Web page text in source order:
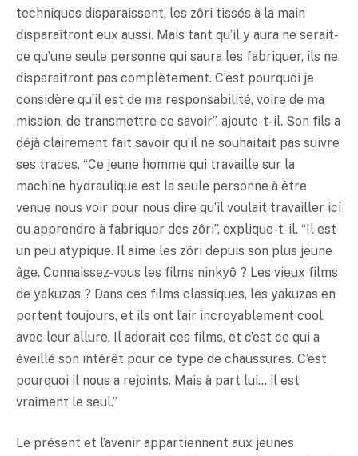
techniques disparaissent, les zôri tissés à la main
disparaîtront eux aussi. Mais tant qu’il y aura ne serait-
ce qu’une seule personne qui saura les fabriquer, ils ne
disparaîtront pas complètement. C’est pourquoi je
considère qu’il est de ma responsabilité, voire de ma
mission, de transmettre ce savoir”, ajoute-t-il. Son fils a
déjà clairement fait savoir qu’il ne souhaitait pas suivre
ses traces. “Ce jeune homme qui travaille sur la
machine hydraulique est la seule personne à être
venue nous voir pour nous dire qu’il voulait travailler ici
ou apprendre à fabriquer des zôri”, explique-t-il. “Il est
un peu atypique. Il aime les zôri depuis son plus jeune
âge. Connaissez-vous les films ninkyô ? Les vieux films
de yakuzas ? Dans ces films classiques, les yakuzas en
portent toujours, et ils ont l’air incroyablement cool,
avec leur allure. Il adorait ces films, et c’est ce qui a
éveillé son intérêt pour ce type de chaussures. C’est
pourquoi il nous a rejoints. Mais à part lui… il est
vraiment le seul.”
Le présent et l’avenir appartiennent aux jeunes